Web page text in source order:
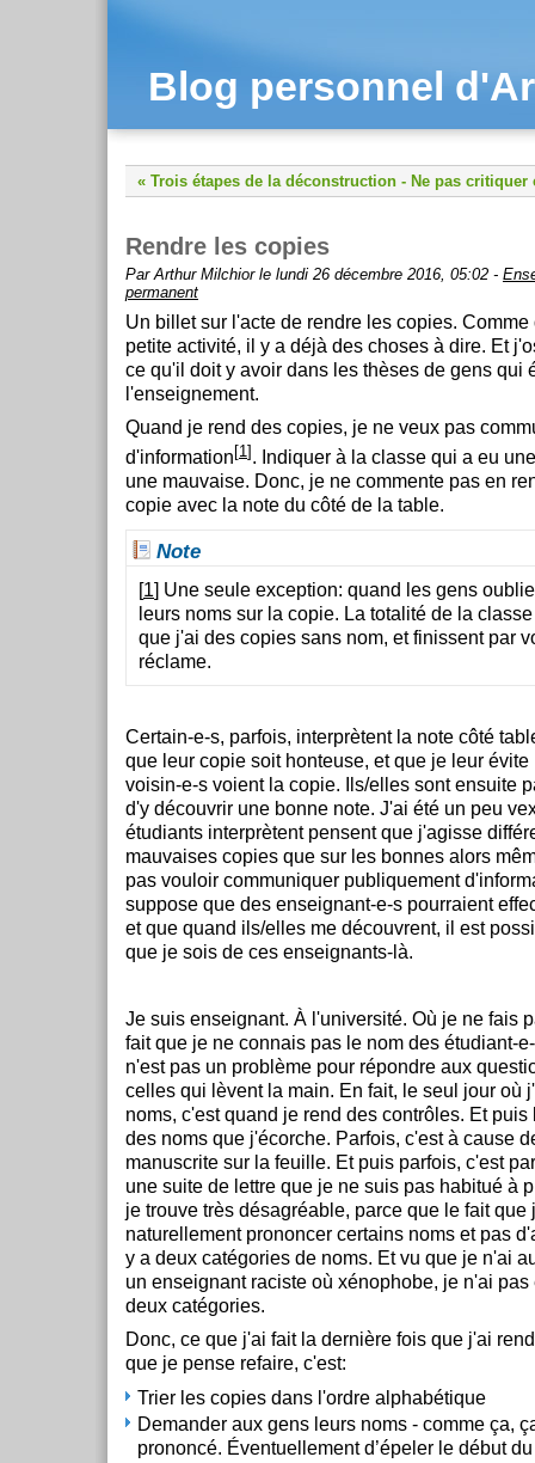
Blog personnel
« Trois étapes de la déconstruction - Ne pas critiquer
Rendre les copies
Par Arthur Milchior le lundi 26 décembre 2016, 05:02 -
permanent
Un billet sur l'acte de rendre les copies.
petite activité, il y a déjà des choses à dire. Et
ce qu'il doit y avoir dans les thèses de gens qui
l'enseignement.
Quand je rend des copies, je ne veux pas
d'information [1] . Indiquer à la classe qui a eu
une mauvaise. Donc, je ne commente pas en
copie avec la note du côté de la table.
Note
[1] Une seule exception: quand les gens
leurs noms sur la copie. La totalité de la
que j'ai des copies sans nom, et finissent par
réclame.
Certain-e-s, parfois, interprètent la note côté
que leur copie soit honteuse, et que je leur évite
voisin-e-s voient la copie. Ils/elles sont ensuite
d'y découvrir une bonne note. J'ai été un peu
étudiants interprètent pensent que j'agisse
mauvaises copies que sur les bonnes alors
pas vouloir communiquer publiquement
suppose que des enseignant-e-s pourraient
et que quand ils/elles me découvrent, il est
que je sois de ces enseignants-là.
Je suis enseignant. À l'université. Où je ne fais
fait que je ne connais pas le nom des étudiant-
n'est pas un problème pour répondre aux
celles qui lèvent la main. En fait, le seul jour où
noms, c'est quand je rend des contrôles. Et puis
des noms que j'écorche. Parfois, c'est à cause
manuscrite sur la feuille. Et puis parfois, c'est
une suite de lettre que je ne suis pas habitué à
je trouve très désagréable, parce que le fait que
naturellement prononcer certains noms et pas
y a deux catégories de noms. Et vu que je n'ai
un enseignant raciste où xénophobe, je n'ai
deux catégories.
Donc, ce que j'ai fait la dernière fois que j'ai
que je pense refaire, c'est:
Trier les copies dans l'ordre alphabétique
Demander aux gens leurs noms - comme ça,
prononcé. Éventuellement d’épeler le début